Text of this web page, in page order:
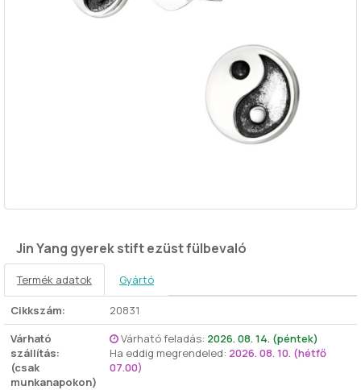
Jin Yang gyerek stift ezüst fülbevaló
Termék adatok Gyártó
Cikkszám:
20831
Várható
szállítás:
(csak
munkanapokon)
Várható feladás: 2026. 08. 14. (péntek)
Ha eddig megrendeled: 2026. 08. 10. (hétfő
07.00)